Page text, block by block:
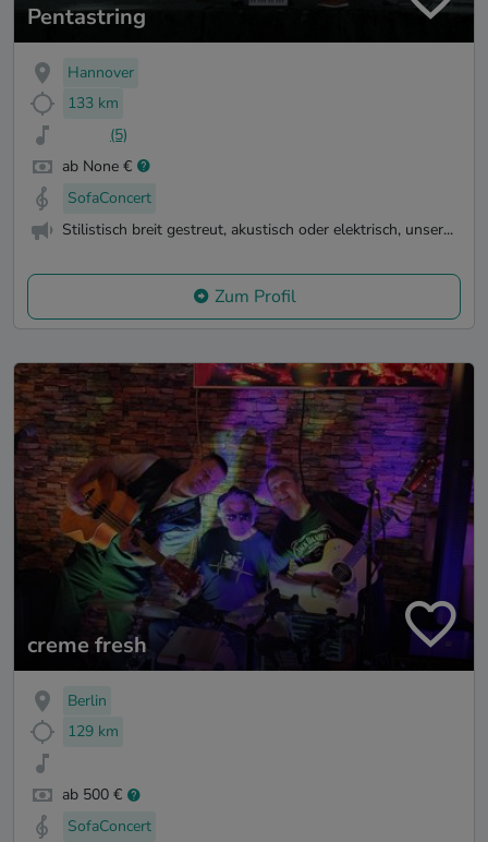
Pentastring
Hannover
133 km
(5)
ab None €
SofaConcert
Stilistisch breit gestreut, akustisch oder elektrisch, unser...
Zum Profil
creme fresh
Berlin
129 km
ab 500 €
SofaConcert